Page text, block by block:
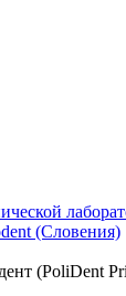
(Словения)
(PoliDent